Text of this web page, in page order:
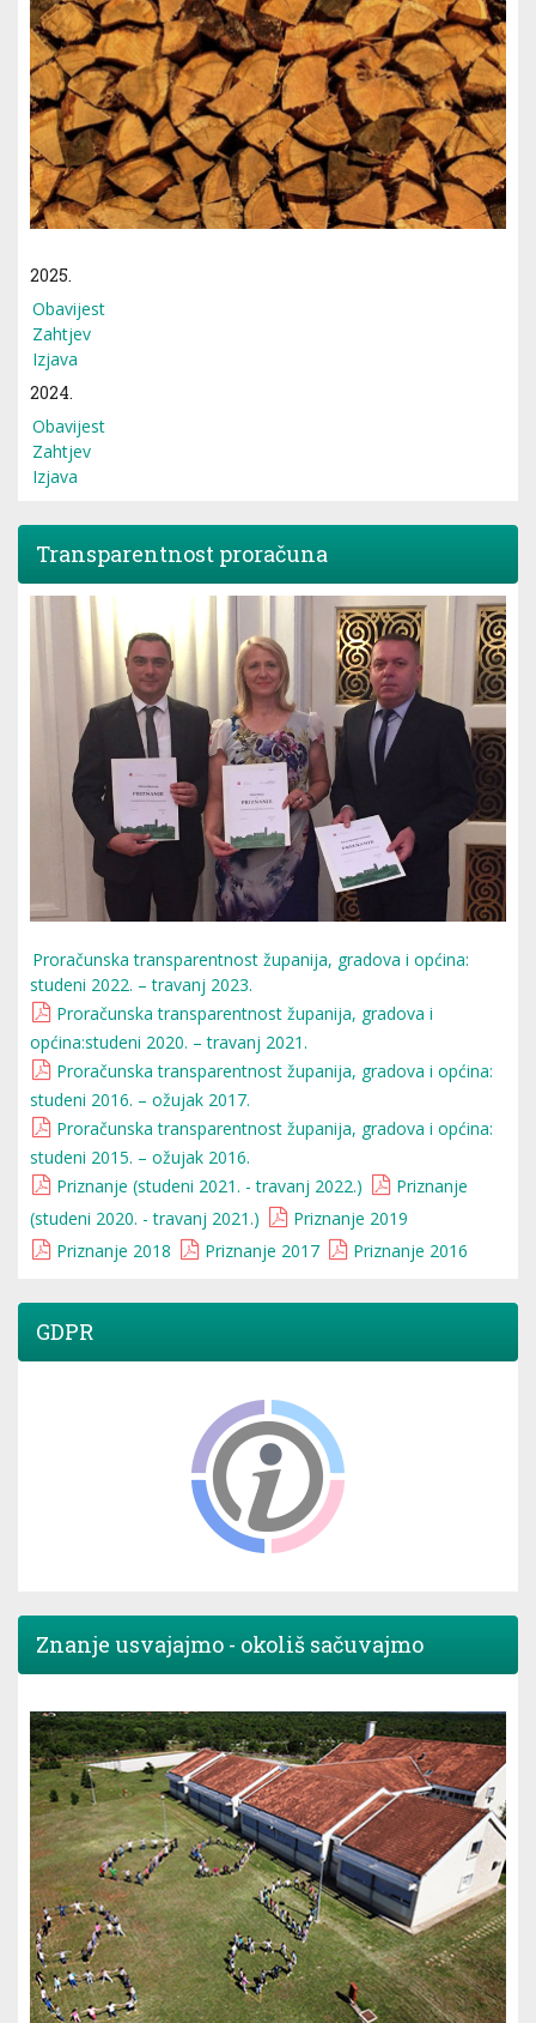
2025.
Obavijest
Zahtjev
Izjava
2024.
Obavijest
Zahtjev
Izjava
Transparentnost proračuna
Proračunska transparentnost županija, gradova i općina:
studeni 2022. – travanj 2023.
Proračunska transparentnost županija, gradova i
općina:studeni 2020. – travanj 2021.
Proračunska transparentnost županija, gradova i općina:
studeni 2016. – ožujak 2017.
Proračunska transparentnost županija, gradova i općina:
studeni 2015. – ožujak 2016.
Priznanje (studeni 2021. - travanj 2022.)
Priznanje
(studeni 2020. - travanj 2021.)
Priznanje 2019
Priznanje 2018
Priznanje 2017 Priznanje 2016
GDPR
Znanje usvajajmo - okoliš sačuvajmo